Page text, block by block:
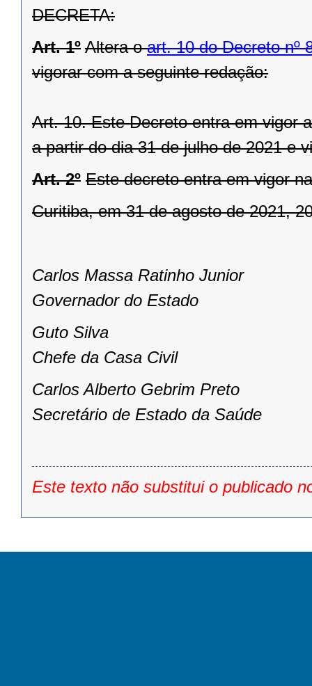
DECRETA:
Art. 1º Altera oart. 10 do Decreto nº
vigorar com a seguinte redação:
Art. 10. Este Decreto entra em vigor
a partir do dia 31 de julho de 2021 e
Art. 2º Este decreto entra em vigor
Curitiba, em 31 de agosto de 2021,
Carlos Massa Ratinho Junior
Governador do Estado
Guto Silva
Chefe da Casa Civil
Carlos Alberto Gebrim Preto
Secretário de Estado da Saúde
Este texto não substitui o publicado